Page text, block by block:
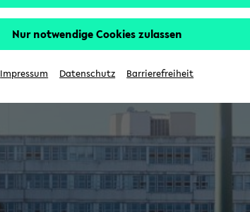
Nur notwendige Cookies zulassen
Impressum Datenschutz Barrierefreiheit